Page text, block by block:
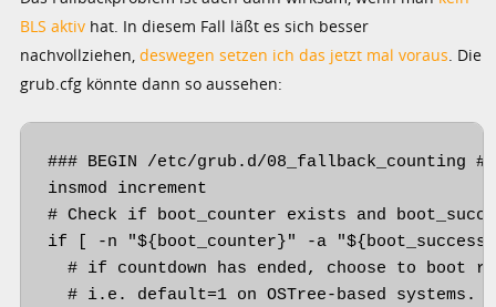
BLS aktiv hat. In diesem Fall läßt es sich besser
nachvollziehen,deswegen setzen ich das jetzt mal voraus. Die
grub.cfg könnte dann so aussehen:
### BEGIN /etc/grub.d/08_fallback_counting
insmod increment
# Check if boot_counter exists and
if [ -n "${boot_counter}" -a
# if countdown has ended, choose to boot
  # i.e. default=1 on OSTree-based systems.